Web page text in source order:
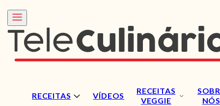
RECEITAS VÍDEOS
RECEITAS
VEGGIE
NÓS